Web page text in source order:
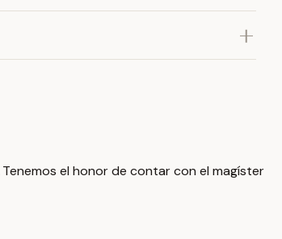
el honor de contar con el magíster